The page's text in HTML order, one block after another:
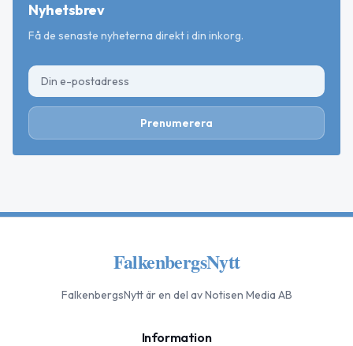
Nyhetsbrev
Få de senaste nyheterna direkt i din inkorg.
Prenumerera
FalkenbergsNytt
FalkenbergsNyttär en del av Notisen Media AB
Information